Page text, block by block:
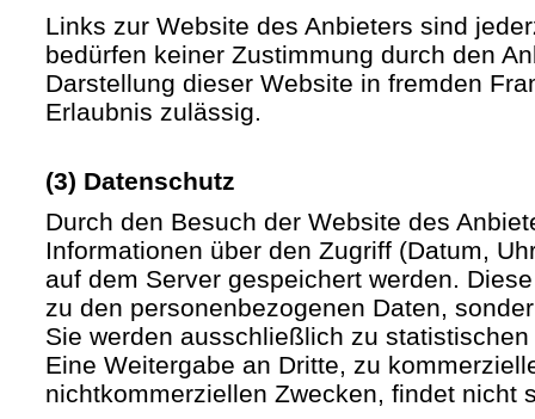
Links zur Website des Anbieters sind
bedürfen keiner Zustimmung durch den
Darstellung dieser Website in fremden
Erlaubnis zulässig.
(3) Datenschutz
Durch den Besuch der Website des
Informationen über den Zugriff (Datum,
auf dem Server gespeichert werden.
zu den personenbezogenen Daten,
Sie werden ausschließlich zu
Eine Weitergabe an Dritte, zu
nichtkommerziellen Zwecken, findet nicht